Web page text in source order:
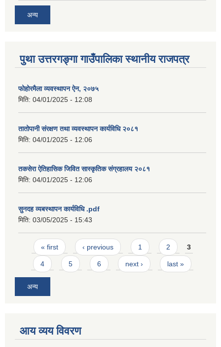
अन्य
पुथा उत्तरगङ्गा गाउँपालिका स्थानीय राजपत्र
फोहोरमैला व्यवस्थापन ऐन, २०७५
मिति: 04/01/2025 - 12:08
तातोपानी संरक्षण तथा व्यवस्थापन कार्यविधि २०८१
मिति: 04/01/2025 - 12:06
तकसेरा ऐतिहासिक जिवित सास्कृतिक संग्रहालय २०८१
मिति: 04/01/2025 - 12:06
सुनदह व्यबस्थापन कार्यविधि .pdf
मिति: 03/05/2025 - 15:43
Pages
« first ‹ previous 1 2 3
4 5 6 next › last »
अन्य
आय व्यय विवरण